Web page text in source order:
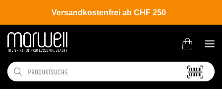
Versandkostenfrei ab CHF 250
Shop Brands L'ANZA Coloration Healing Color